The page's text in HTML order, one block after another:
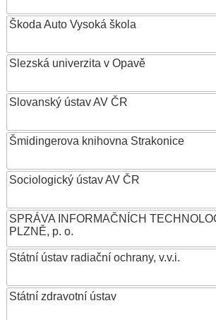
Škoda Auto Vysoká škola
Slezská univerzita v Opavě
Slovanský ústav AV ČR
Šmidingerova knihovna Strakonice
Sociologický ústav AV ČR
SPRÁVA INFORMAČNÍCH
PLZNĚ, p. o.
Státní ústav radiační ochrany, v.v.i.
Státní zdravotní ústav